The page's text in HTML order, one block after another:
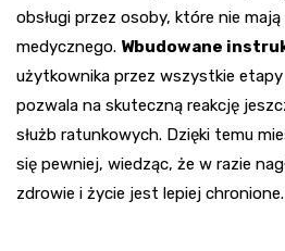
obsługi przez osoby, które nie
medycznego. Wbudowane
użytkownika przez wszystkie
pozwala na skuteczną reakcję
służb ratunkowych. Dzięki temu
się pewniej, wiedząc, że w razie
zdrowie i życie jest lepiej chronione.